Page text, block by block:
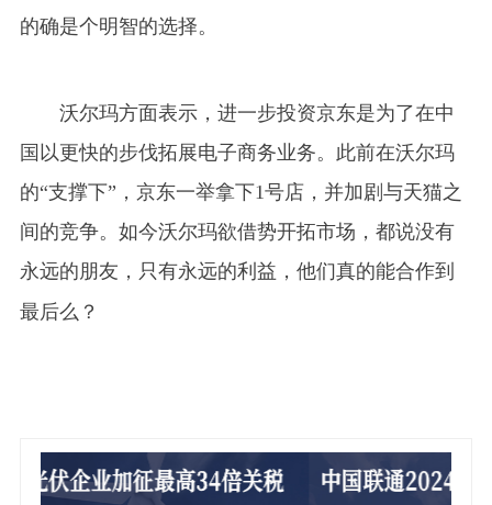
的确是个明智的选择。
沃尔玛方面表示，进一步投资京东是为了在中
国以更快的步伐拓展电子商务业务。此前在沃尔玛
的“支撑下”，京东一举拿下1号店，并加剧与天猫之
间的竞争。如今沃尔玛欲借势开拓市场，都说没有
永远的朋友，只有永远的利益， 他们真的能合作到
最后么？